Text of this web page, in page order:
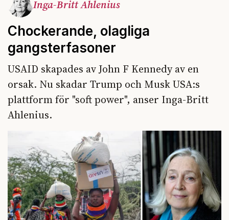
Inga-Britt Ahlenius
Chockerande, olagliga
gangsterfasoner
USAID skapades av John F Kennedy av en
orsak. Nu skadar Trump och Musk USA:s
plattform för "soft power", anser Inga-Britt
Ahlenius.